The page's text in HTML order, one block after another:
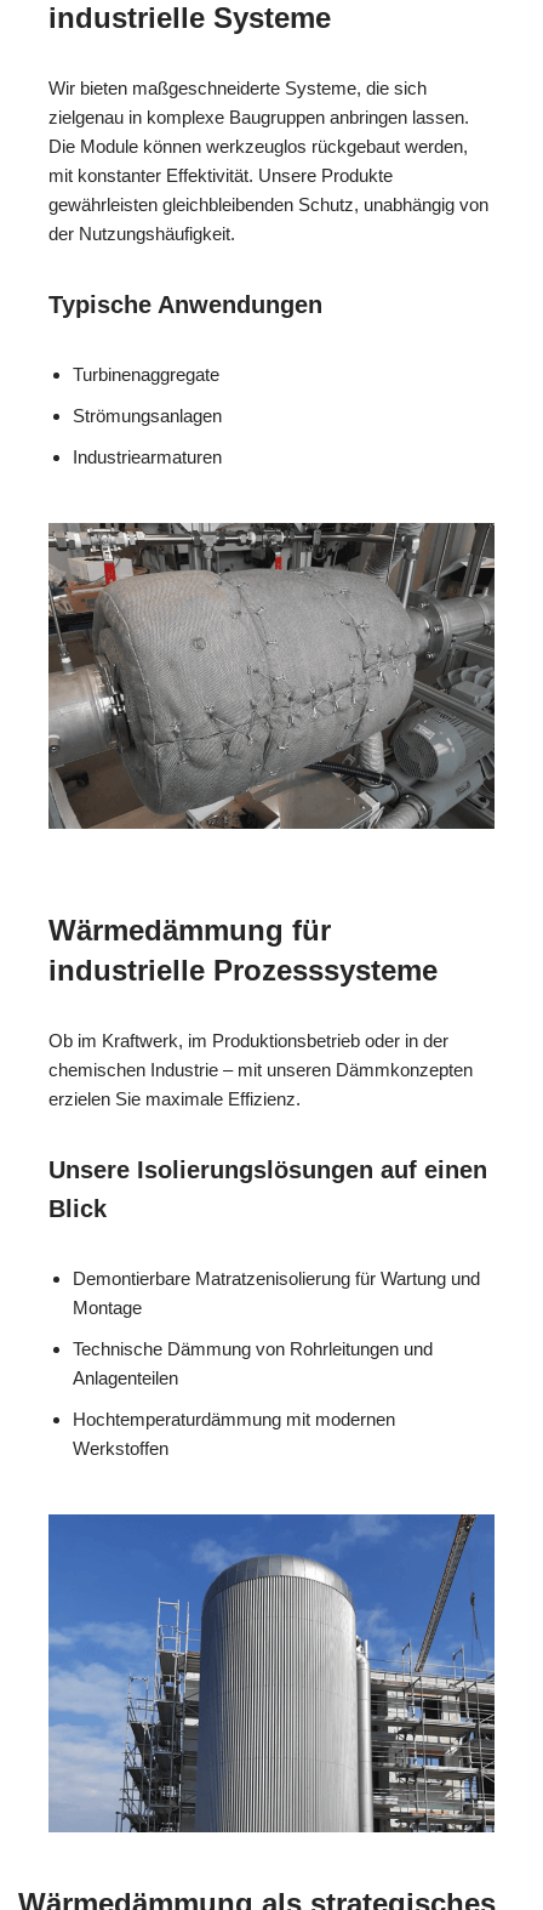
industrielle Systeme
Wir bieten maßgeschneiderte Systeme, die sich
zielgenau in komplexe Baugruppen anbringen lassen.
Die Module können werkzeuglos rückgebaut werden,
mit konstanter Effektivität. Unsere Produkte
gewährleisten gleichbleibenden Schutz, unabhängig von
der Nutzungshäufigkeit.
Typische Anwendungen
Turbinenaggregate
Strömungsanlagen
Industriearmaturen
Wärmedämmung für
industrielle Prozesssysteme
Ob im Kraftwerk, im Produktionsbetrieb oder in der
chemischen Industrie – mit unseren Dämmkonzepten
erzielen Sie maximale Effizienz.
Unsere Isolierungslösungen auf einen
Blick
Demontierbare Matratzenisolierung für Wartung und
Montage
Technische Dämmung von Rohrleitungen und
Anlagenteilen
Hochtemperaturdämmung mit modernen
Werkstoffen
Wärmedämmung als strategisches